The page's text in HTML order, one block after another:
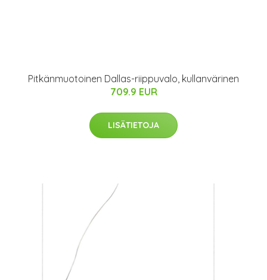
Pitkänmuotoinen Dallas-riippuvalo, kullanvärinen
709.9 EUR
LISÄTIETOJA